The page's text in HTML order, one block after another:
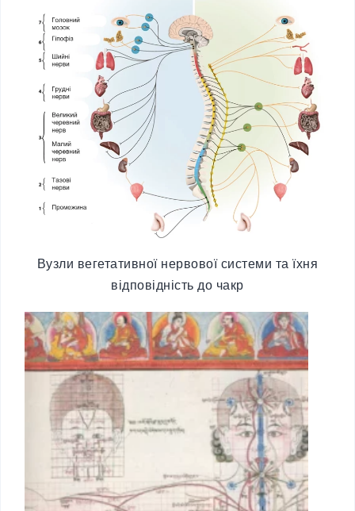
Вузли вегетативної нервової системи та їхня
відповідність до чакр